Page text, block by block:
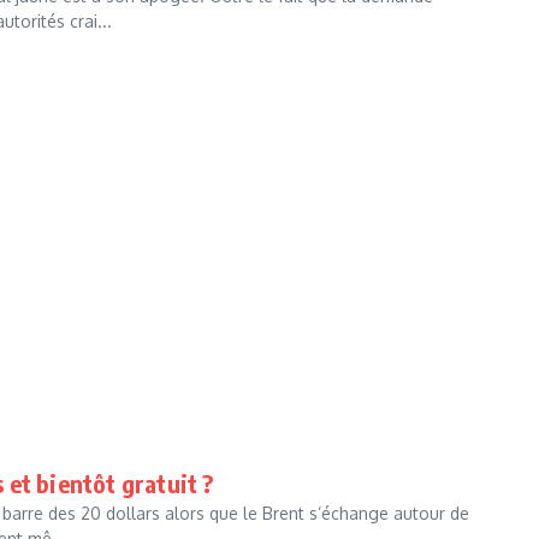
crai...
et bientôt gratuit ?
des 20 dollars alors que le Brent s’échange autour de